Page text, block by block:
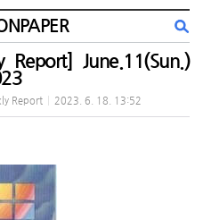
Report] June.11(Sun.)
Report 2023. 6. 18. 13:52